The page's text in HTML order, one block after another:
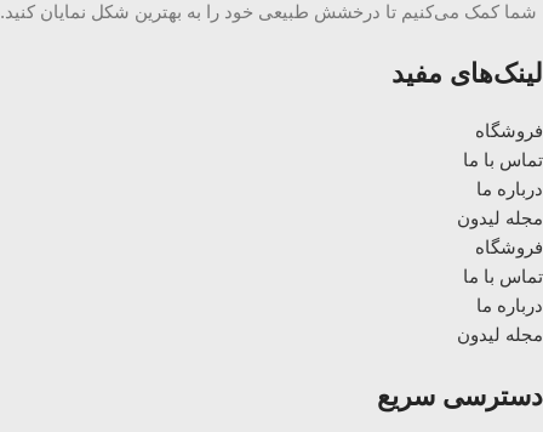
شما کمک می‌کنیم تا درخشش طبیعی خود را به بهترین شکل نمایان کنید.
لینک‌های مفید
فروشگاه
تماس با ما
درباره ما
مجله لیدون
فروشگاه
تماس با ما
درباره ما
مجله لیدون
دسترسی سریع